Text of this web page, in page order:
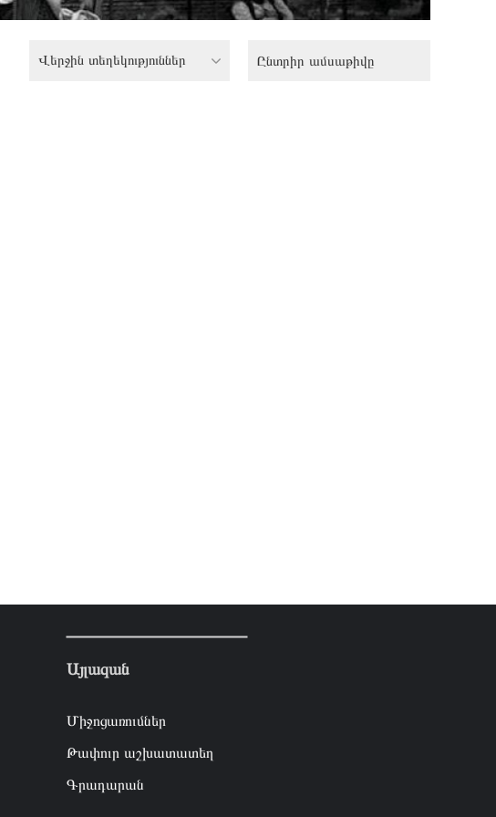
Վերջին տեղեկություններ
Այլազան
Միջոցառումներ
Թափուր աշխատատեղ
Գրադարան